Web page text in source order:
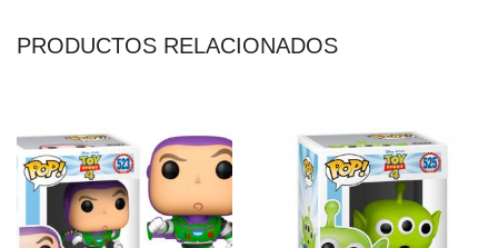
PRODUCTOS RELACIONADOS